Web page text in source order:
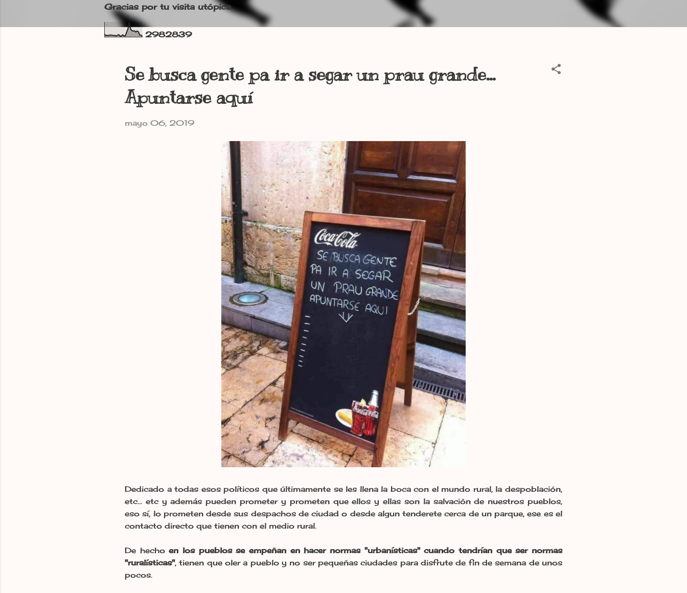
Gracias por tu visita utópica
2982839
Se busca gente pa ir a segar un prau grande...
Apuntarse aquí
mayo 06, 2019
Dedicado a todas esos políticos que últimamente se les llena la boca con el mundo rural, la despoblación,
etc... etc y además pueden prometer y prometen que ellos y ellas son la salvación de nuestros pueblos,
eso sí, lo prometen desde sus despachos de ciudad o desde algun tenderete cerca de un parque, ese es el
contacto directo que tienen con el medio rural.
De hechoen los pueblos se empeñan en hacer normas "urbanísticas" cuando tendrían que ser normas
"ruralísticas", tienen que oler a pueblo y no ser pequeñas ciudades para disfrute de fin de semana de unos
pocos.